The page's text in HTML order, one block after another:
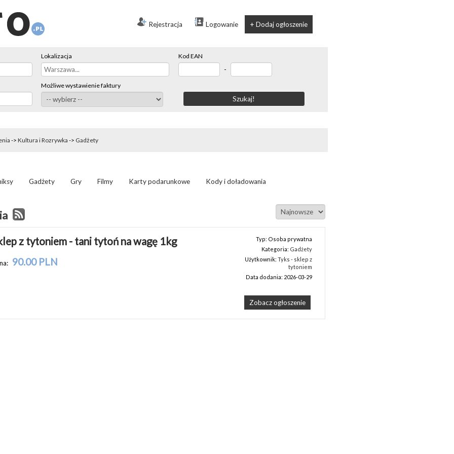
Rejestracja Logowanie + Dodaj ogłoszenie
Lokalizacja Kod EAN
-
Możliwe wystawienie faktury
-> Kultura i Rozrywka -> Gadżety
Gadżety Gry Filmy Karty podarunkowe Kody i doładowania
z tytoniem - tani tytoń na wagę 1kg
90.00 PLN
Typ: Osoba prywatna
Kategoria: Gadżety
Użytkownik:Tyks - sklep z
tytoniem
Data dodania: 2026-03-29
Zobacz ogłoszenie